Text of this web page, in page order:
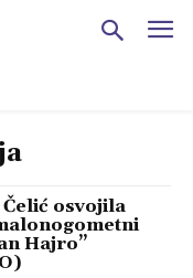
osvojila
Hajro”